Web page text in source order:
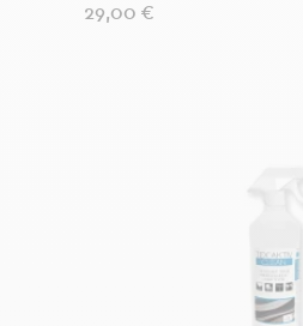
Preis
29,00 €